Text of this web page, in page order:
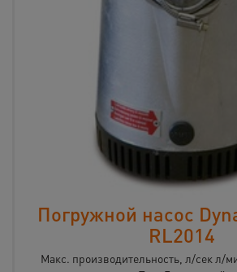
Погружной насос
RL2014
Макс. производительность, л/сек л/